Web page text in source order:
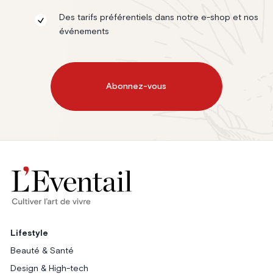
Des tarifs préférentiels dans notre e-shop et nos
événements
Abonnez-vous
Lifestyle
Beauté & Santé
Design & High-tech